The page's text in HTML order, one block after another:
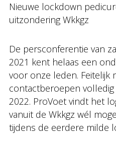
Nieuwe lockdown
uitzondering Wkkgz
De persconferentie van
2021 kent helaas een
voor onze leden. Feitelijk
contactberoepen
2022. ProVoet vindt het
vanuit de Wkkgz wél
tijdens de eerdere milde